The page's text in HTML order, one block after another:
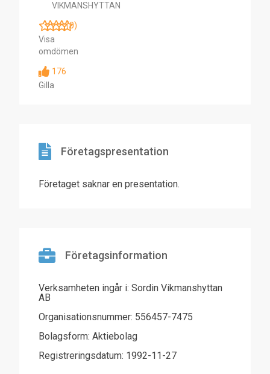
VIKMANSHYTTAN
(0)
Visa
omdömen
176
Gilla
Företagspresentation
Företaget saknar en presentation.
Företagsinformation
Verksamheten ingår i: Sordin Vikmanshyttan
AB
Organisationsnummer: 556457-7475
Bolagsform: Aktiebolag
Registreringsdatum: 1992-11-27